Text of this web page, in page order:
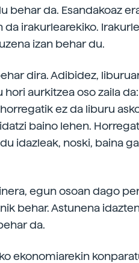
behar da. Esandakoaz
da irakurlearekiko.
izan behar du.
dira. Adibidez,
hori aurkitzea oso zaila
ez da liburu
baino lehen.
idazleak, noski, baina
egun osoan dago
behar. Astunena
da.
ekonomiarekin